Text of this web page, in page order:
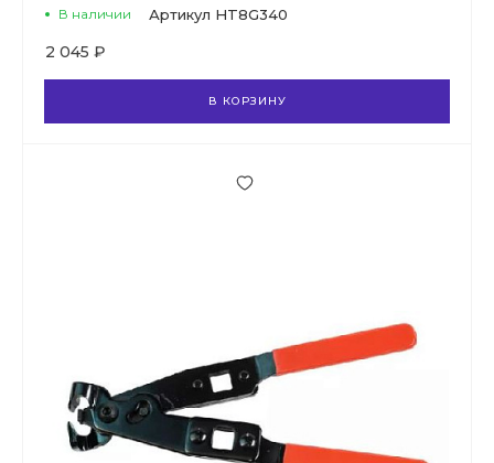
В наличии Артикул HT8G340
2 045 ₽
В КОРЗИНУ